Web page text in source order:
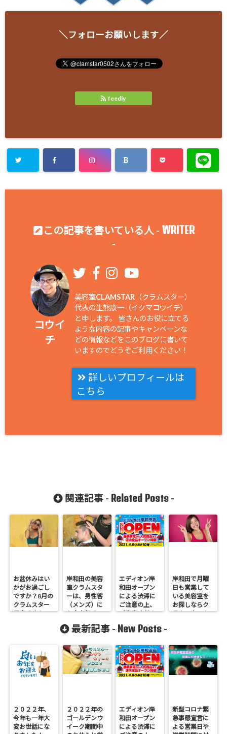
＼フォローお願いします／
feedly
この記事を書いている人 - WRITER
-
コウイ
チ
美容室CLAMSTAR（クラムスター）
代表の生熊康一（イクマコウイチ）
と申します。 皆さんのお役に立てる
ような内容の記事やキャンペーンな
どの情報などをこのブログに書いて
いますのでどうぞご利用ください！
詳しいプロフィールは
こちら
関連記事 - Related Posts-
お盆休みはい
かがお過ごし
ですか？8月の
クラムスター
予定です！
岸和田の美容
室クラムスタ
ーは、男性客
（メンズ）に
も大人気で
エディオン岸
和田オープン
による渋滞に
ご注意の上、
ご来店くださ
岸和田で月曜
日も営業して
いる美容室を
お探しならク
ラムスター！
最新記事 - New Posts -
２０２２年、
今年も一年大
変お世話にな
２０２２年の
ゴールデンウ
イーク期間中
エディオン岸
和田オープン
による渋滞に
新型コロナ緊
急事態宣言に
よる営業日や